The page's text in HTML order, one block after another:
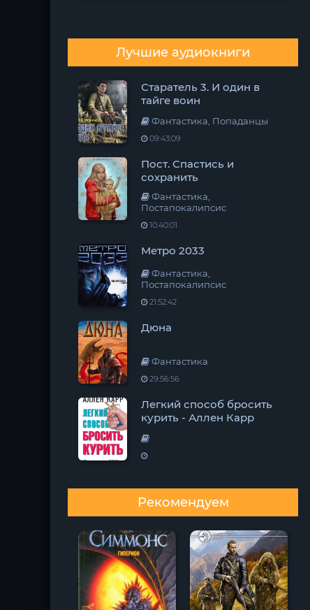
Лучшие аудиокниги
Старатель 3. И один в
тайге воин
Фантастика, Попаданцы
09:43:09
Пост. Спастись и
сохранить
Фантастика,
Постапокалипсис
10:40:01
Метро 2033
Фантастика,
Постапокалипсис
21:52:42
Дюна
Фантастика
29:56:56
Легкий способ бросить
курить - Аллен Карр
Рекомендуем